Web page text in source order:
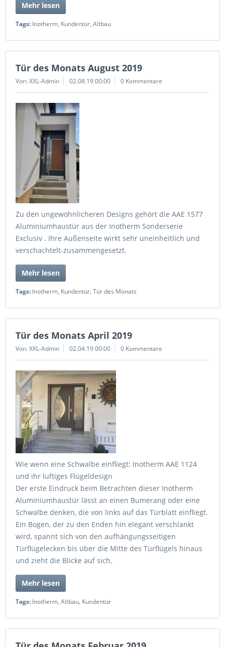
Mehr lesen
Tags: Inotherm, Kundentür, Altbau
Tür des Monats August 2019
Von: XXL-Admin 02.08.19 00:00 0 Kommentare
Zu den ungewöhnlicheren Designs gehört die AAE 1577
Aluminiumhaustür aus der Inotherm Sonderserie
Exclusiv . Ihre Außenseite wirkt sehr uneinheitlich und
verschachtelt-zusammengesetzt.
Mehr lesen
Tags: Inotherm, Kundentür, Tür des Monats
Tür des Monats April 2019
Von: XXL-Admin 02.04.19 00:00 0 Kommentare
Wie wenn eine Schwalbe einfliegt: Inotherm AAE 1124
und ihr luftiges Flügeldesign
Der erste Eindruck beim Betrachten dieser Inotherm
Aluminiumhaustür lässt an einen Bumerang oder eine
Schwalbe denken, die von links auf das Türblatt einfliegt.
Ein Bogen, der zu den Enden hin elegant verschlankt
wird, spannt sich von den aufhängungsseitigen
Türflügelecken bis über die Mitte des Türflügels hinaus
und zieht die Blicke auf sich.
Mehr lesen
Tags: Inotherm, Altbau, Kundentür